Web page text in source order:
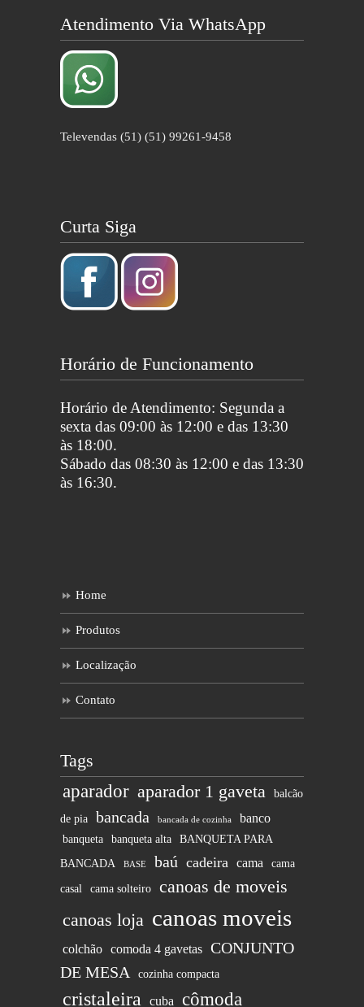
Atendimento Via WhatsApp
Televendas (51) (51) 99261-9458
Curta Siga
Horário de Funcionamento
Horário de Atendimento: Segunda a
sexta das 09:00 às 12:00 e das 13:30
às 18:00.
Sábado das 08:30 às 12:00 e das 13:30
às 16:30.
Home
Produtos
Localização
Contato
Tags
aparador aparador 1 gaveta balcão
de pia bancada bancada de cozinha banco
banqueta banqueta alta
BANQUETA PARA
BANCADA
BASE baú cadeira cama cama
casal cama solteiro
canoas de moveis
canoas loja canoas moveis
colchão comoda 4 gavetas CONJUNTO
DE MESA
cozinha compacta
cristaleira cuba cômoda